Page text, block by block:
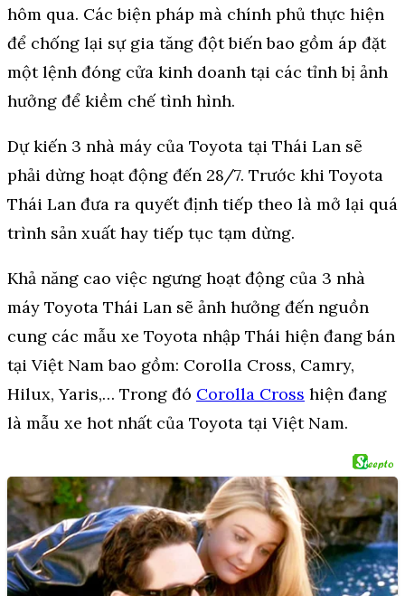
hôm qua. Các biện pháp mà chính phủ thực hiện
để chống lại sự gia tăng đột biến bao gồm áp đặt
một lệnh đóng cửa kinh doanh tại các tỉnh bị ảnh
hưởng để kiềm chế tình hình.
Dự kiến 3 nhà máy của Toyota tại Thái Lan sẽ
phải dừng hoạt động đến 28/7. Trước khi Toyota
Thái Lan đưa ra quyết định tiếp theo là mở lại quá
trình sản xuất hay tiếp tục tạm dừng.
Khả năng cao việc ngưng hoạt động của 3 nhà
máy Toyota Thái Lan sẽ ảnh hưởng đến nguồn
cung các mẫu xe Toyota nhập Thái hiện đang bán
tại Việt Nam bao gồm: Corolla Cross, Camry,
Hilux, Yaris,… Trong đó Corolla Cross hiện đang
là mẫu xe hot nhất của Toyota tại Việt Nam.